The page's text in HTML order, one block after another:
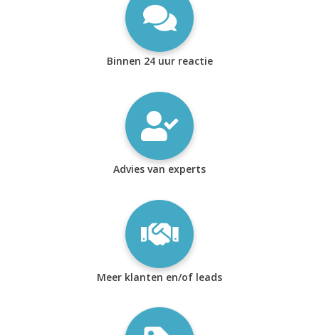
Binnen 24 uur reactie
Advies van experts
Meer klanten en/of leads